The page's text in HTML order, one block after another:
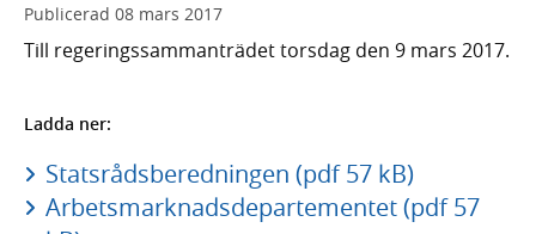
Publicerad 08 mars 2017
Till regeringssammanträdet torsdag den 9 mars 2017.
Ladda ner:
Statsrådsberedningen (pdf 57 kB)
Arbetsmarknadsdepartementet (pdf 57